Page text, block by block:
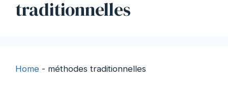
traditionnelles
Home - méthodes traditionnelles